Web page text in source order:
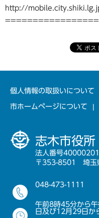
http://
個人情報の取扱いについて
市ホームページについて
志木市役所
法人番号
〒353-8501 埼玉
048-473-1111
午前8時45分から
日及び12月29日か